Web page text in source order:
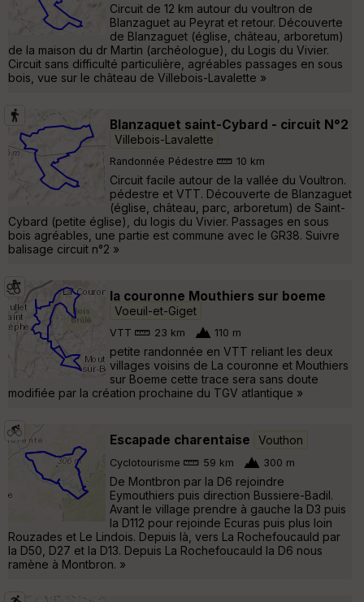
Circuit de 12 km autour du voultron de
Blanzaguet au Peyrat et retour. Découverte
de Blanzaguet (église, château, arboretum)
de la maison du dr Martin (archéologue), du Logis du Vivier.
Circuit sans difficulté particulière, agréables passages en sous
bois, vue sur le château de Villebois-Lavalette »
Blanzaguet saint-Cybard - circuit N°2
Villebois-Lavalette
Randonnée Pédestre 10 km
Circuit facile autour de la vallée du Voultron.
pédestre et VTT. Découverte de Blanzaguet
(église, château, parc, arboretum) de Saint-
Cybard (petite église), du logis du Vivier. Passages en sous
bois agréables, une partie est commune avec le GR38. Suivre
balisage circuit n°2 »
la couronne Mouthiers sur boeme
Voeuil-et-Giget
VTT 23 km 110 m
petite randonnée en VTT reliant les deux
villages voisins de La couronne et Mouthiers
sur Boeme cette trace sera sans doute
modifiée par la création prochaine du TGV atlantique »
Escapade charentaise Vouthon
Cyclotourisme 59 km 300 m
De Montbron par la D6 rejoindre
Eymouthiers puis direction Bussiere-Badil.
Avant le village prendre à gauche la D3 puis
la D112 pour rejoinde Ecuras puis plus loin
Rouzades et Le Lindois. Depuis là, vers La Rochefoucauld par
la D50, D27 et la D13. Depuis La Rochefoucauld la D6 nous
ramène à Montbron. »